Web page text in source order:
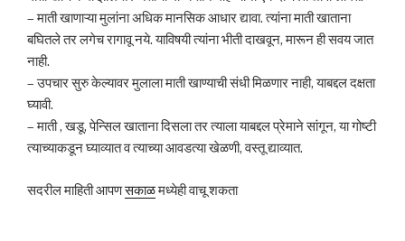
– माती खाणाऱ्या मुलांना अधिक मानसिक आधार द्यावा. त्यांना माती खाताना
बघितले तर लगेच रागावू नये. याविषयी त्यांना भीती दाखवून, मारून ही सवय जात
नाही.
– उपचार सुरु केल्यावर मुलाला माती खाण्याची संधी मिळणार नाही, याबद्दल दक्षता
घ्यावी.
– माती , खडू, पेन्सिल खाताना दिसला तर त्याला याबद्दल प्रेमाने सांगून, या गोष्टी
त्याच्याकडून घ्याव्यात व त्याच्या आवडत्या खेळणी, वस्तू द्याव्यात.
सदरील माहिती आपणसकाळमध्येही वाचू शकता